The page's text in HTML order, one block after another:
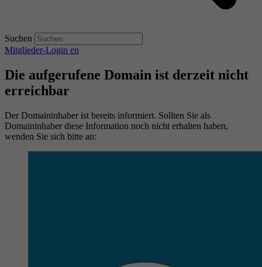
Suchen
Mitglieder-Login en
Die aufgerufene Domain ist derzeit nicht
erreichbar
Der Domaininhaber ist bereits informiert. Sollten Sie als
Domaininhaber diese Information noch nicht erhalten haben,
wenden Sie sich bitte an: